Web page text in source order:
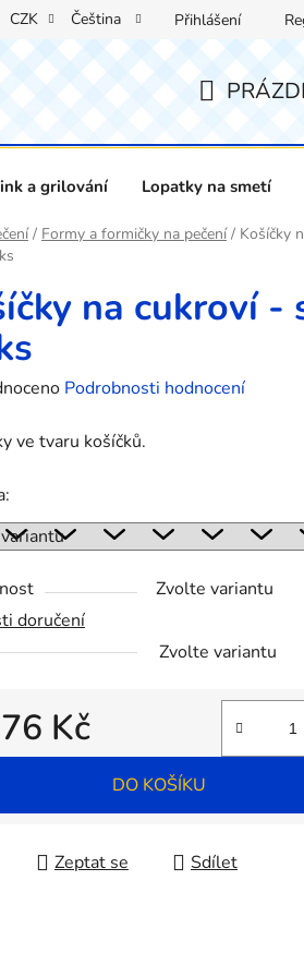
CZK Čeština Přihlášení
NÁKUPNÍ
a grilování Lopatky na smetí
/ Formy a formičky na pečení / Košíčky
na cukroví -
Podrobnosti hodnocení
ve tvaru košíčků.
Zvolte variantu
doručení
Zvolte variantu
76 Kč
DO KOŠÍKU
Zeptat se Sdílet